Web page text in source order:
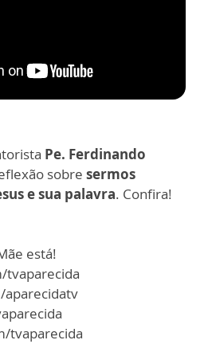
Pe. Ferdinando
sobre sermos
e sua palavra. Confira!
está!
tvaparecida
tvaparecida